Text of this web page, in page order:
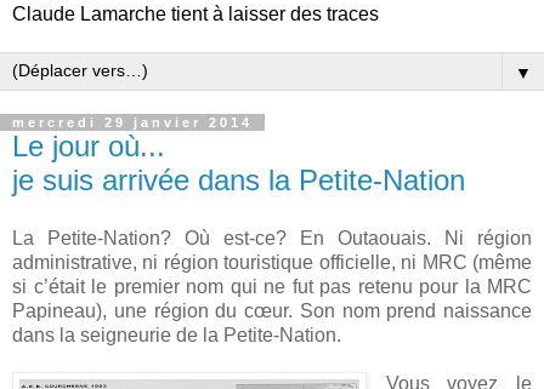
Claude Lamarche tient à laisser des traces
▼
mercredi 29 janvier 2014
Le jour où...
je suis arrivée dans la Petite-Nation
La Petite-Nation? Où est-ce? En Outaouais. Ni région
administrative, ni région touristique officielle, ni MRC (même
si c’était le premier nom qui ne fut pas retenu pour la MRC
Papineau), une région du cœur. Son nom prend naissance
dans la seigneurie de la Petite-Nation.
Vous voyez le